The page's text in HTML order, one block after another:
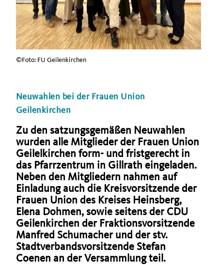
©Foto: FU Geilenkirchen
Neuwahlen bei der Frauen Union
Geilenkirchen
Zu den satzungsgemäßen Neuwahlen
wurden alle Mitglieder der Frauen Union
Geilelkirchen form- und fristgerecht in
das Pfarrzentrum in Gillrath eingeladen.
Neben den Mitgliedern nahmen auf
Einladung auch die Kreisvorsitzende der
Frauen Union des Kreises Heinsberg,
Elena Dohmen, sowie seitens der CDU
Geilenkirchen der Fraktionsvorsitzende
Manfred Schumacher und der stv.
Stadtverbandsvorsitzende Stefan
Coenen an der Versammlung teil.